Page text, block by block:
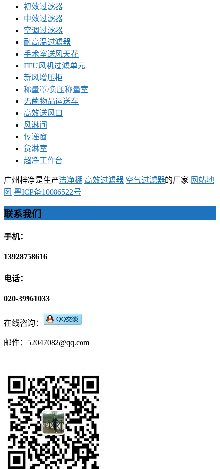
初效过滤器
中效过滤器
空调过滤器
耐高温过滤器
手术室送风天花
FFU风机过滤单元
新风增压柜
称量罩/负压称量室
无菌物品运送车
高效送风口
风淋间
传递窗
货淋室
超净工作台
广州梓净是生产洁净棚 高效过滤器 空气过滤器的厂家 网站地
图 粤ICP备10086522号
联系我们
手机：
13928758616
电话：
020-39961033
在线咨询：
邮件：52047082@qq.com